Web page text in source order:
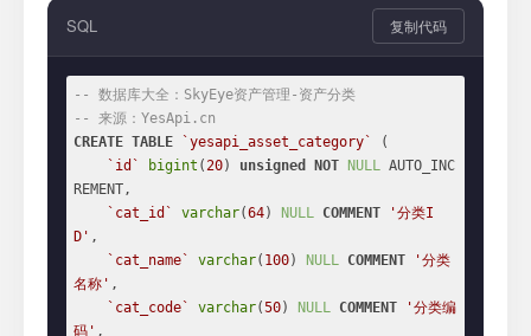
SQL 复制代码
-- 数据库大全：SkyEye资产管理-资产分类
-- 来源：YesApi.cn
CREATE TABLE `yesapi_asset_category`
(
`id`
bigint (20) unsigned NOT NULL AUTO_INC
REMENT,
`cat_id`
varchar(64) NULL COMMENT
'分类I
D' ,
`cat_name`
varchar( 100) NULL COMMENT
'分类
名称' ,
`cat_code`
varchar(50) NULL COMMENT
'分类编
码' ,